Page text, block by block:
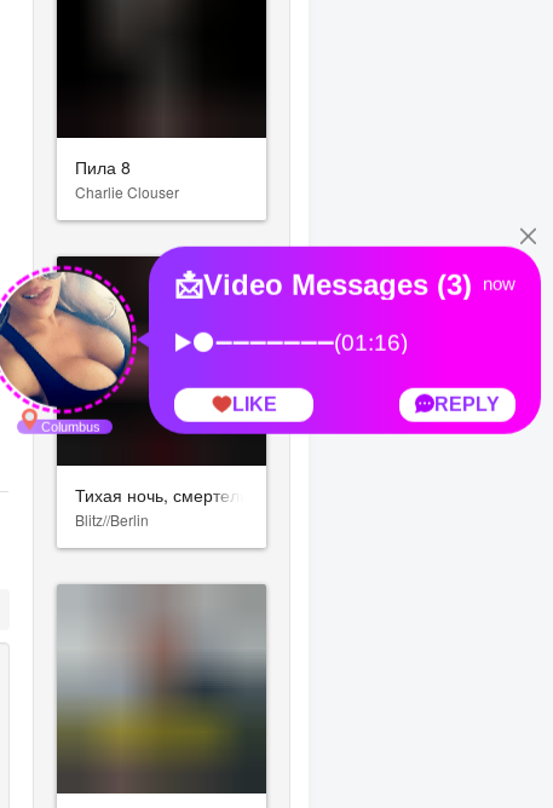
Пила 8
Charlie Clouser
Тихая ночь, смертельная ночь
Blitz//Berlin